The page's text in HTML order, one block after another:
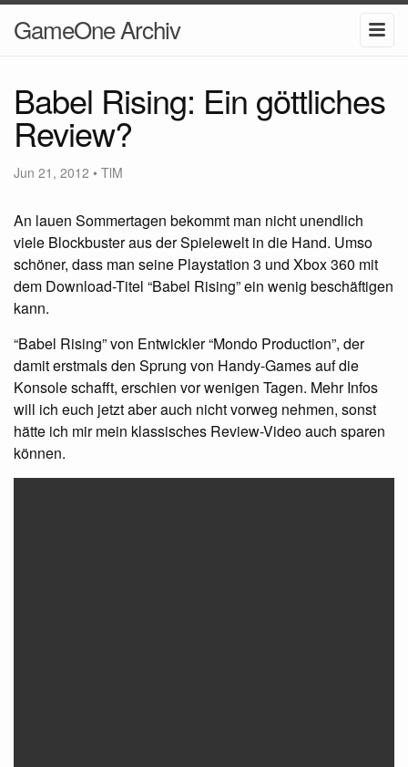
GameOne Archiv
Babel Rising: Ein göttliches
Review?
Jun 21, 2012 • TlM
An lauen Sommertagen bekommt man nicht unendlich
viele Blockbuster aus der Spielewelt in die Hand. Umso
schöner, dass man seine Playstation 3 und Xbox 360 mit
dem Download-Titel “Babel Rising” ein wenig beschäftigen
kann.
“Babel Rising” von Entwickler “Mondo Production”, der
damit erstmals den Sprung von Handy-Games auf die
Konsole schafft, erschien vor wenigen Tagen. Mehr Infos
will ich euch jetzt aber auch nicht vorweg nehmen, sonst
hätte ich mir mein klassisches Review-Video auch sparen
können.